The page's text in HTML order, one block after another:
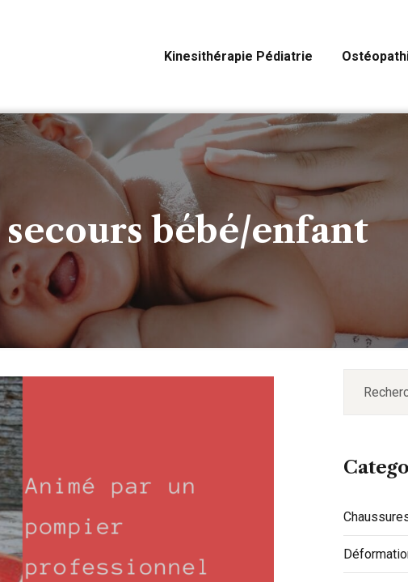
Kinesithérapie Pédiatrie
bébé/enfant